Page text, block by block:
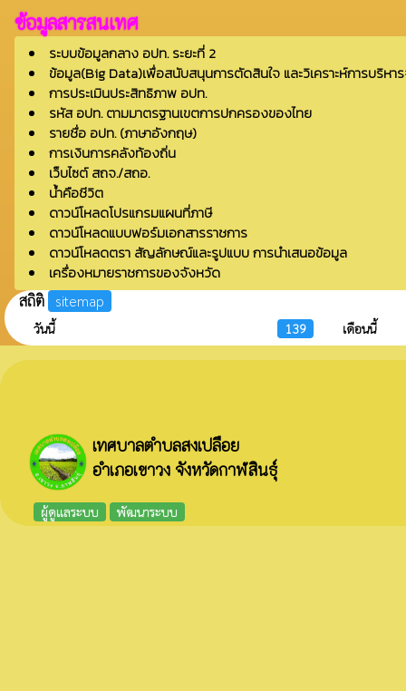
ข้อมูลสารสนเทศ
ระบบข้อมูลกลาง อปท. ระยะที่ 2
ข้อมูล(Big Data)เพื่อสนับสนุนการตัดสินใจ และวิเคราะห์การบริห
การประเมินประสิทธิภาพ อปท.
รหัส อปท. ตามมาตรฐานเขตการปกครองของไทย
รายชื่อ อปท. (ภาษาอังกฤษ)
การเงินการคลังท้องถิ่น
เว็บไซต์ สถจ./สถอ.
น้ำคือชีวิต
ดาวน์โหลดโปรแกรมแผนที่ภาษี
ดาวน์โหลดแบบฟอร์มเอกสารราชการ
ดาวน์โหลดตรา สัญลักษณ์และรูปแบบ การนำเสนอข้อมูล
เครื่องหมายราชการของจังหวัด
สถิติ sitemap
วันนี้ 139 เดือนนี้
เทศบาลตำบลสงเปลือย
อำเภอเขาวง จังหวัดกาฬสินธุ์
ผู้ดูแลระบบ พัฒนาระบบ